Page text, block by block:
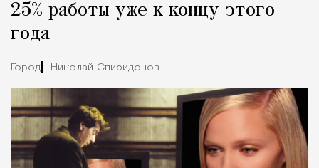
25% работы уже к концу этого
года
Город Николай Спиридонов